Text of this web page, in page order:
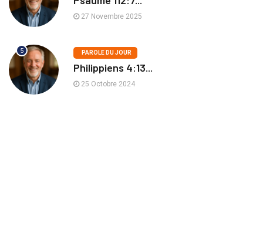
27 Novembre 2025
5 PAROLE DU JOUR
Philippiens 4:13...
25 Octobre 2024